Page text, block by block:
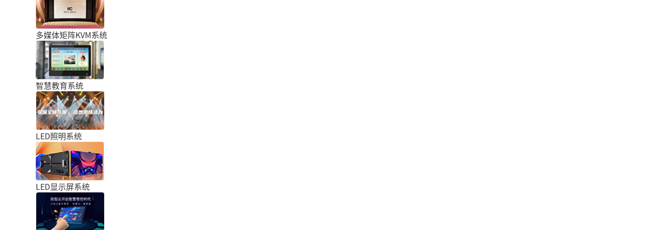
多媒体矩阵KVM系统
智慧教育系统
LED照明系统
LED显示屏系统